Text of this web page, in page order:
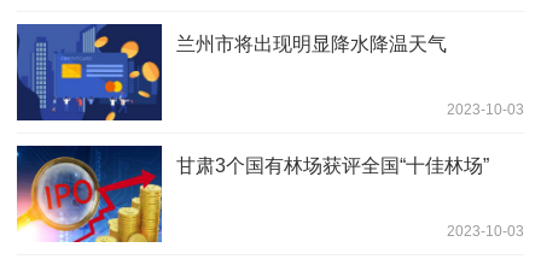
兰州市将出现明显降水降温天气
2023-10-03
甘肃3个国有林场获评全国“十佳林场”
2023-10-03